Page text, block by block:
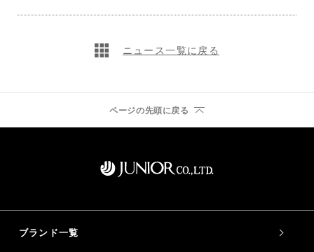
ニュース一覧に戻る
ページの先頭に戻る
ブランド一覧